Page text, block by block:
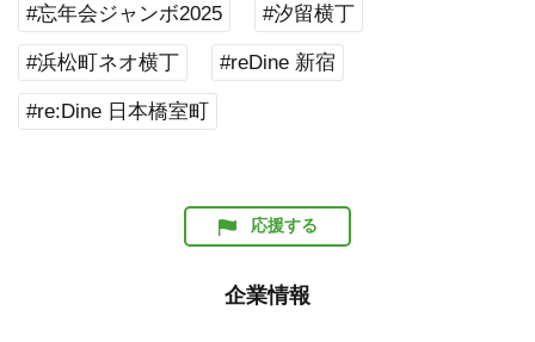
#忘年会ジャンボ2025 #汐留横丁
#浜松町ネオ横丁 #reDine 新宿
#re:Dine 日本橋室町
応援する
企業情報